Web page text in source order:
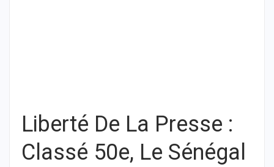
Liberté De La Presse :
Classé 50e, Le Sénégal